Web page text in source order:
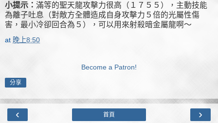
小提示： 滿等的聖天龍攻擊力很高（１７５５），主動技能
為離子吐息（對敵方全體造成自身攻擊力５倍的光屬性傷
害，最小冷卻回合為 ５ ） ，可以用來射殺暗金屬龍啊～
at 晚上8:50
Become a Patron!
分享
‹ ›
首頁